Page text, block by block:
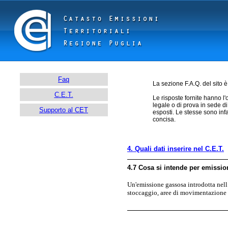
Faq
C.E.T.
Supporto al CET
La sezione F.A.Q. del sito
Le risposte fornite hanno
legale o di prova in sede
esposti. Le stesse sono
concisa.
4. Quali dati inserire nel C.E.T.
4.7 Cosa si intende per
Un'emissione gassosa introdotta
stoccaggio, aree di